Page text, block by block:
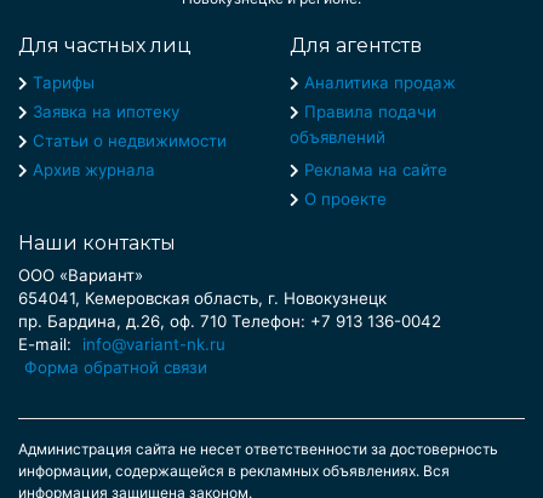
Для частных лиц
Тарифы
Заявка на ипотеку
Статьи о недвижимости
Архив журнала
Для агентств
Аналитика продаж
Правила подачи
объявлений
Реклама на сайте
О проекте
Наши контакты
ООО «Вариант»
654041, Кемеровская область, г. Новокузнецк
пр. Бардина, д.26, оф. 710 Телефон: +7 913 136-0042
E-mail:
info@variant-nk.ru
Форма обратной связи
Администрация сайта не несет ответственности за достоверность
информации, содержащейся в рекламных объявлениях. Вся
информация защищена законом.